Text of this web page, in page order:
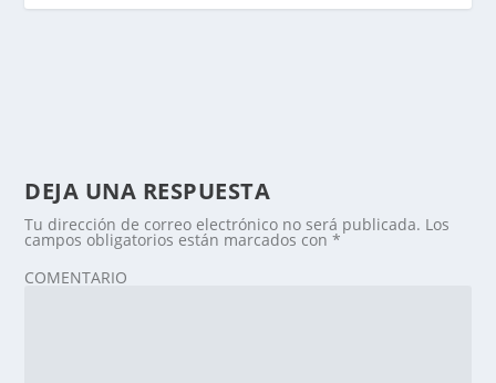
DEJA UNA RESPUESTA
Tu dirección de correo electrónico no será publicada. Los
campos obligatorios están marcados con*
COMENTARIO